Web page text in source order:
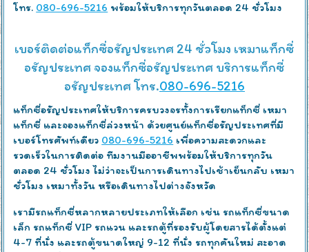
โทร. 080-696-5216 พร้อมให้บริการทุกวันตลอด 24 ชั่วโมง
เบอร์ติดต่อแท็กซี่อรัญประเทศ 24 ชั่วโมง เหมาแท็กซี่
อรัญประเทศ จองแท็กซี่อรัญประเทศ บริการแท็กซี่
อรัญประเทศ โทร.080-696-5216
แท็กซี่อรัญประเทศให้บริการครบวงจรทั้งการเรียกแท็กซี่ เหมา
แท็กซี่ และจองแท็กซี่ล่วงหน้า ด้วยศูนย์แท็กซี่อรัญประเทศที่มี
เบอร์โทรศัพท์เดียว 080-696-5216 เพื่อความสะดวกและ
รวดเร็วในการติดต่อ ทีมงานมืออาชีพพร้อมให้บริการทุกวัน
ตลอด 24 ชั่วโมง ไม่ว่าจะเป็นการเดินทางไปเช้าเย็นกลับ เหมา
ชั่วโมง เหมาทั้งวัน หรือเดินทางไปต่างจังหวัด
เรามีรถแท็กซี่หลากหลายประเภทให้เลือก เช่น รถแท็กซี่ขนาด
เล็ก รถแท็กซี่ VIP รถแวน และรถตู้ที่รองรับผู้โดยสารได้ตั้งแต่
4-7 ที่นั่ง และรถตู้ขนาดใหญ่ 9-12 ที่นั่ง รถทุกคันใหม่ สะอาด